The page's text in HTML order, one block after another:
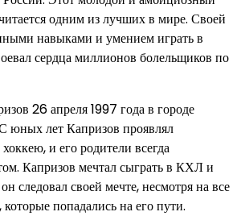
одним из лучших в мире. Своей
навыками и умением играть в
сердца миллионов болельщиков по
26 апреля 1997 года в городе
юных лет Капризов проявлял
и его родители всегда
Капризов мечтал сыграть в КХЛ и
следовал своей мечте, несмотря на все
попадались на его пути.